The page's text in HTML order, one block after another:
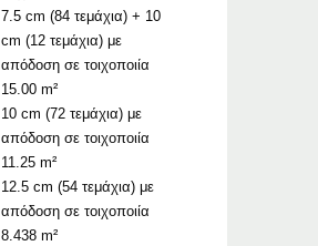
7.5 cm (84 τεμάχια) + 10
cm (12 τεμάχια) με
απόδοση σε τοιχοποιία
15.00 m²
10 cm (72 τεμάχια) με
απόδοση σε τοιχοποιία
11.25 m²
12.5 cm (54 τεμάχια) με
απόδοση σε τοιχοποιία
8.438 m²